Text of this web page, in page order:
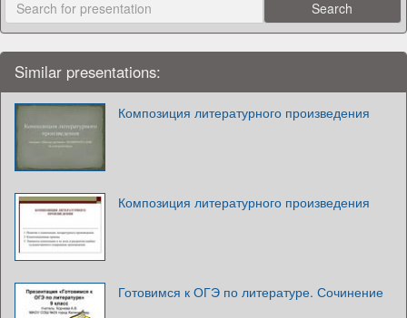
Similar presentations:
Композиция литературного произведения
Композиция литературного произведения
Готовимся к ОГЭ по литературе. Сочинение